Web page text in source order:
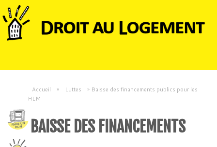
Accueil » Luttes » Baisse des financements publics pour les
HLM
BAISSE DES FINANCEMENTS